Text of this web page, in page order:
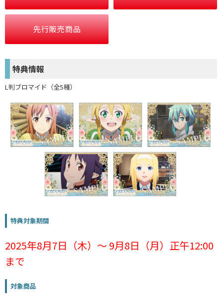
先行販売商品
特典情報
L判ブロマイド（全5種）
特典対象期間
2025年8月7日（木）～ 9月8日（月）正午12:00
まで
対象商品